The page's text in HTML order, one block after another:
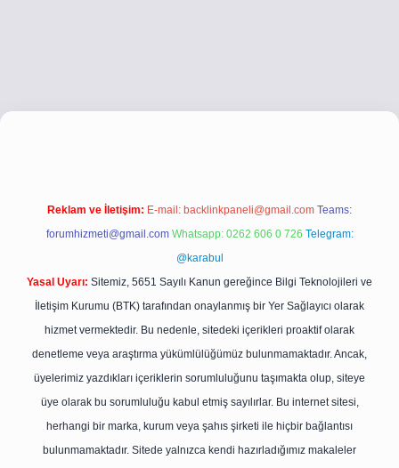
betci girişbetci girişhiltonbet yeni giriş
Reklam ve İletişim: E-mail: backlinkpaneli@gmail.com Teams:
forumhizmeti@gmail.com Whatsapp: 0262 606 0 726 Telegram:
@karabul
Yasal Uyarı: Sitemiz, 5651 Sayılı Kanun gereğince Bilgi Teknolojileri ve
İletişim Kurumu (BTK) tarafından onaylanmış bir Yer Sağlayıcı olarak
hizmet vermektedir. Bu nedenle, sitedeki içerikleri proaktif olarak
denetleme veya araştırma yükümlülüğümüz bulunmamaktadır. Ancak,
üyelerimiz yazdıkları içeriklerin sorumluluğunu taşımakta olup, siteye
üye olarak bu sorumluluğu kabul etmiş sayılırlar. Bu internet sitesi,
herhangi bir marka, kurum veya şahıs şirketi ile hiçbir bağlantısı
bulunmamaktadır. Sitede yalnızca kendi hazırladığımız makaleler